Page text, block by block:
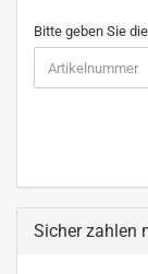
Bitte geben Sie
Sicher zahlen